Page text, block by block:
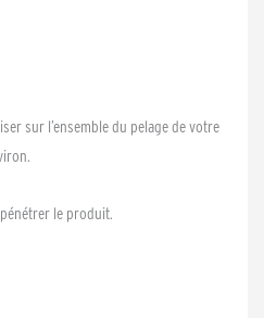
sur l’ensemble du pelage de votre
le produit.